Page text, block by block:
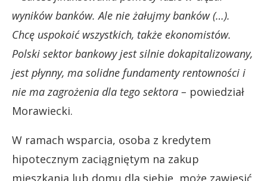
wyników banków. Ale nie żałujmy banków (…).
Chcę uspokoić wszystkich, także ekonomistów.
Polski sektor bankowy jest silnie dokapitalizowany,
jest płynny, ma solidne fundamenty rentowności i
nie ma zagrożenia dla tego sektora – powiedział
Morawiecki.
W ramach wsparcia, osoba z kredytem
hipotecznym zaciągniętym na zakup
mieszkania lub domu dla siebie, może zawiesić